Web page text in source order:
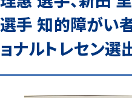
選手 知的障がい
ョナルトレセン選